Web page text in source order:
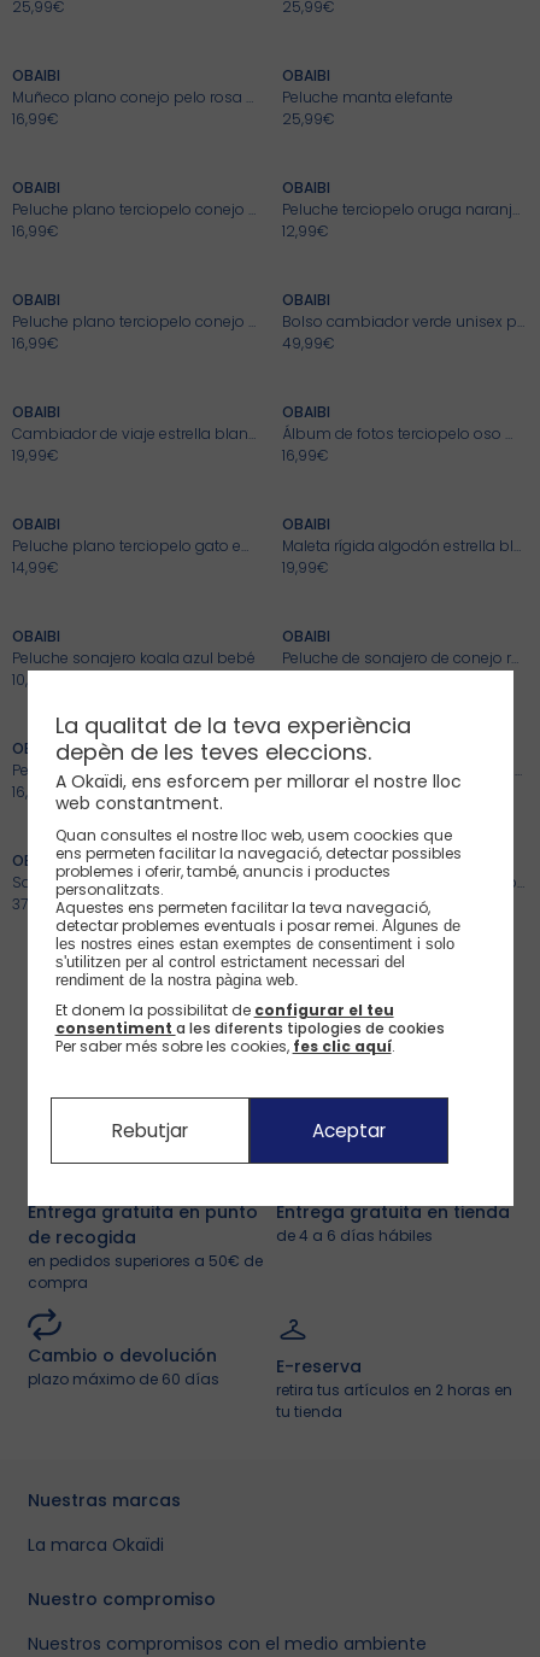
Nuestro consejo
Lo aprovecho > Ver vestidos >
Nuestro consejo
Lo aprovecho > Pantalones cortos >
25,99€
25,99€
OBAIBI
Muñeco plano conejo pelo rosa bebé recién nacida
16,99€
OBAIBI
Peluche manta elefante
25,99€
OBAIBI
Peluche plano terciopelo conejo rosa bebé niña
16,99€
OBAIBI
Peluche terciopelo oruga naranja recién nacido
12,99€
OBAIBI
Peluche plano terciopelo conejo naranja bebé niño
16,99€
OBAIBI
Bolso cambiador verde unisex para bebé
49,99€
OBAIBI
Cambiador de viaje estrella blanco recién nacido unisex
19,99€
OBAIBI
Álbum de fotos terciopelo oso marrón bebé recién nacido
16,99€
OBAIBI
Peluche plano terciopelo gato estrellas blanco bebé niño
14,99€
OBAIBI
Maleta rígida algodón estrella blanco bebé recién nacido
19,99€
OBAIBI
Peluche sonajero koala azul bebé
10,99€
OBAIBI
Peluche de sonajero de conejo rosa recién nacido
OBAIBI
16,99€
OBAIBI
Peluche de sonajero de oruga rosa recién nacido
12,99€
+
OBAIBI
Saco de dormir terciopelo ballena verde bebé niño
37,99€
OBAIBI
Albornoz blanco de rizo con capucha para recién nacidos
25,99€
Los clientes de Okaidi valoran4.71/472reseñas
Entrega gratuita en punto
de recogida
en pedidos superiores a 50€ de
compra
Entrega gratuita en tienda
de 4 a 6 días hábiles
Cambio o devolución
plazo máximo de 60 días
E-reserva
retira tus artículos en 2 horas en
tu tienda
Nuestras marcas
La marca Okaïdi
Nuestro compromiso
Nuestros compromisos con el medio ambiente
La qualitat de la teva experiència
depèn de les teves eleccions.
A Okaïdi, ens esforcem per millorar el nostre lloc
web constantment.
Quan consultes el nostre lloc web, usem coockies que
ens permeten facilitar la navegació, detectar possibles
problemes i oferir, també, anuncis i productes
personalitzats.
Aquestes ens permeten facilitar la teva navegació,
detectar problemes eventuals i posar remei. Algunes de
les nostres eines estan exemptes de consentiment i solo
s'utilitzen per al control estrictament necessari del
rendiment de la nostra pàgina web.
Et donem la possibilitat de configurar el teu
consentiment a les diferents tipologies de cookies
Per saber més sobre les cookies, fes clic aquí.
Rebutjar Aceptar